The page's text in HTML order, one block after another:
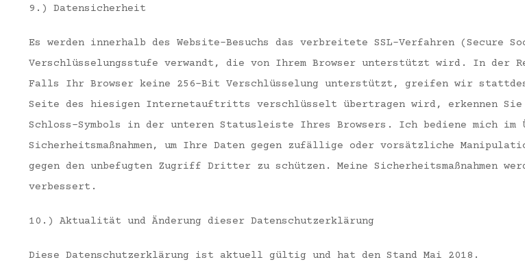
9.) Datensicherheit
Es werden innerhalb des Website-Besuchs das verbreitete SSL-Verfahren (Secure
Verschlüsselungsstufe verwandt, die von Ihrem Browser unterstützt wird. In der
Falls Ihr Browser keine 256-Bit Verschlüsselung unterstützt, greifen wir
Seite des hiesigen Internetauftritts verschlüsselt übertragen wird, erkennen Sie
Schloss-Symbols in der unteren Statusleiste Ihres Browsers. Ich bediene mich
Sicherheitsmaßnahmen, um Ihre Daten gegen zufällige oder vorsätzliche
gegen den unbefugten Zugriff Dritter zu schützen. Meine Sicherheitsmaßnahmen
verbessert.
10.) Aktualität und Änderung dieser Datenschutzerklärung
Diese Datenschutzerklärung ist aktuell gültig und hat den Stand Mai 2018.